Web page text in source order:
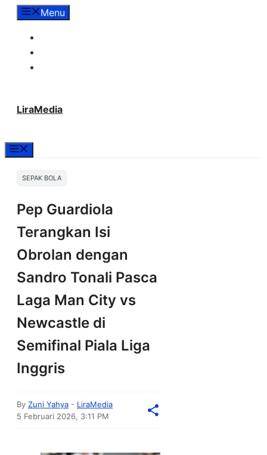
LangsungMenu
LiraMedia
SEPAK BOLA
Pep Guardiola
Terangkan Isi
Obrolan dengan
Sandro Tonali Pasca
Laga Man City vs
Newcastle di
Semifinal Piala Liga
Inggris
By Zuni Yahya - LiraMedia
5 Februari 2026, 3:11 PM